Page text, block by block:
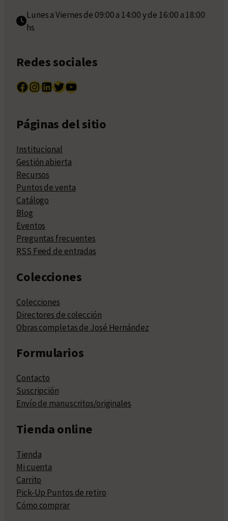
Lunes a Viernes de 09:00 a 14:00 y de 16:00 a 18:00
hs
Redes sociales
Facebook InstagramLinkedIn Twitter YouTube
Páginas del sitio
Institucional
Gestión abierta
Recursos
Puntos de venta
Catálogo
Blog
Eventos
Preguntas frecuentes
RSS Feed de entradas
Colecciones
Colecciones
Directores de colección
Obras completas de José Hernández
Formularios
Contacto
Suscripción
Envío de manuscritos/originales
Tienda online
Tienda
Mi cuenta
Carrito
Pick-Up Puntos de retiro
Cómo comprar